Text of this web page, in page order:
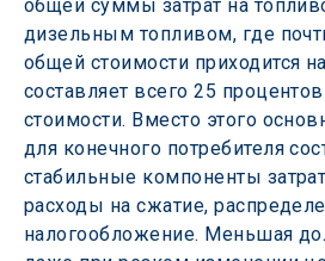
общей суммы затрат на
дизельным топливом, где
общей стоимости приходится
составляет всего 25
стоимости. Вместо этого
для конечного потребителя
стабильные компоненты
расходы на сжатие,
налогообложение. Меньшая